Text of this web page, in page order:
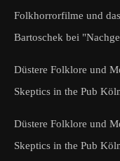
Folkhorrorfilme und
Bartoschek bei
Düstere Folklore und
Skeptics in the Pub
Düstere Folklore und
Skeptics in the Pub